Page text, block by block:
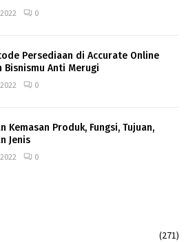
0
Persediaan di Accurate Online
Bisnismu Anti Merugi
0
Kemasan Produk, Fungsi, Tujuan,
Jenis
0
(271)